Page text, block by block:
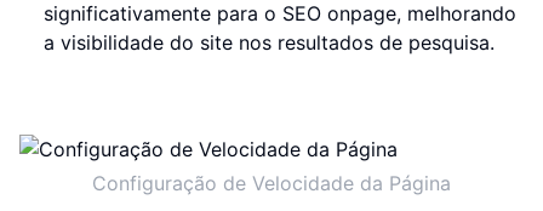
significativamente para o SEO onpage, melhorando
a visibilidade do site nos resultados de pesquisa.
Configuração de Velocidade da Página